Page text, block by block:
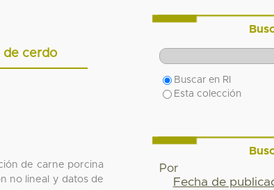
de cerdo
de carne porcina
no lineal y datos de
Buscar en RI
Esta colección
Por
Fecha de